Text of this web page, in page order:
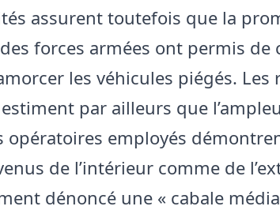
assurent toutefois que la
forces armées ont permis de
les véhicules piégés. Les
par ailleurs que
opératoires employés
de l’intérieur comme de
dénoncé une « cabale